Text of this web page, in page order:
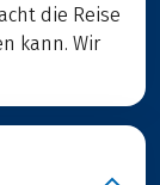
die Reise
kann. Wir